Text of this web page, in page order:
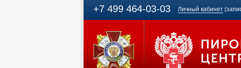
+7 499 464-03-03 Личный кабинет